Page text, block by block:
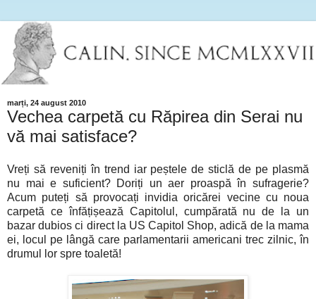
marți, 24 august 2010
Vechea carpetă cu Răpirea din Serai nu
vă mai satisface?
Vreți să reveniți în trend iar peștele de sticlă de pe plasmă
nu mai e suficient? Doriți un aer proaspă în sufragerie?
Acum puteți să provocați invidia oricărei vecine cu noua
carpetă ce înfățișează Capitolul, cumpărată nu de la un
bazar dubios ci direct la US Capitol Shop, adică de la mama
ei, locul pe lângă care parlamentarii americani trec zilnic, în
drumul lor spre toaletă!